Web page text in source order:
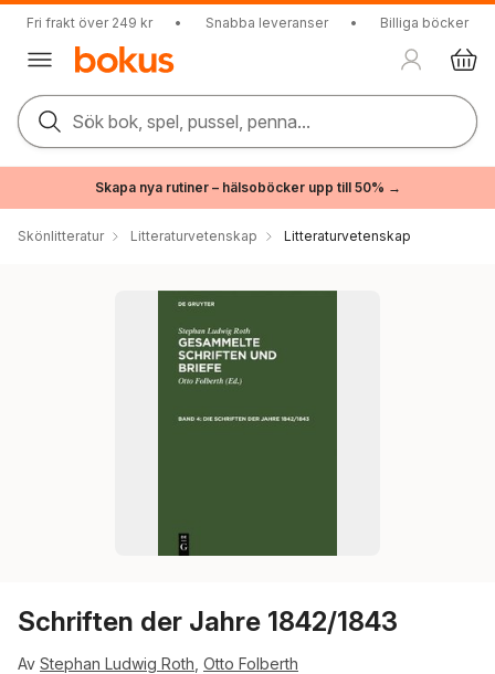
Fri frakt över 249 kr • Snabba leveranser • Billiga böcker
Sök bok, spel, pussel, penna...
Skapa nya rutiner – hälsoböcker upp till 50% →
Skönlitteratur Litteraturvetenskap Litteraturvetenskap
Schriften der Jahre 1842/1843
Av Stephan Ludwig Roth Otto Folberth